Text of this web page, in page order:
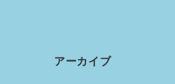
アーカイブ